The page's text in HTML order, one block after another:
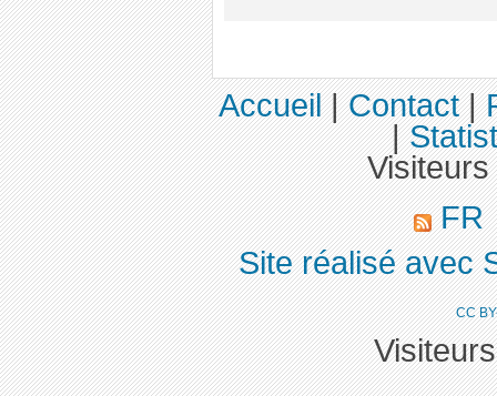
Accueil|Contact|
|
FR
Site réalisé avec
CC